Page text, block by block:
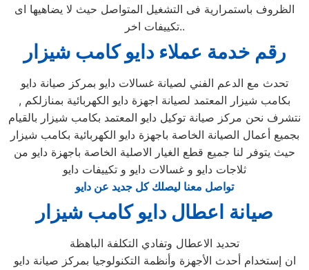
الظروف باستمرارية فى التشغيل المتواصل حيث لا يضاهيها اى
تكييفات اخر..
رقم خدمة عملاء دايو كامب شيزار
تحدث مع الدعم الفني لصيانة غسالات دايو بمركز صيانة دايو
بكامب شيزار المعتمد لصيانة اجهزة دايو الكهربائية بمنازلكم ,
نتشرف نحن مركز صيانة توكيل دايو المعتمد بكامب شيزار بالقيام
بجميع أعمال الصيانة الخاصة باجهزة دايو الكهربائية بكامب شيزار
حيث يتوفر لنا جميع قطع الغيار الاصلية الخاصة باجهزة دايو من
ثلاجات دايو و غسالات دايو و تكييفات دايو
تواصل معنا ليصلك كل جديد عن دايو
صيانة اعطال دايو كامب شيزار
تحديد الاعطال وتفادي التكلفة الباهظة
ان إستخدام أحدث الأجهزة وأنظمة التكنولوجيا بمركز صيانة دايو